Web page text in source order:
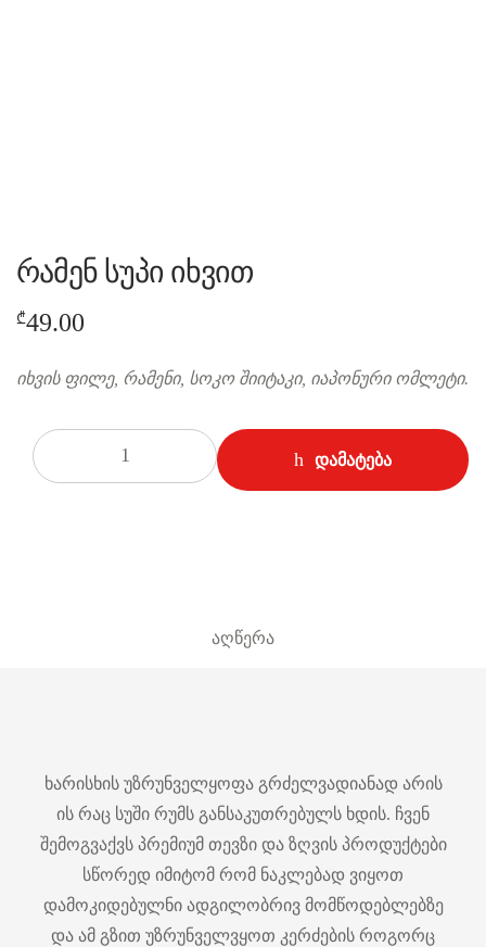
რამენ სუპი იხვით
₾49.00
იხვის ფილე, რამენი, სოკო შიიტაკი, იაპონური ომლეტი.
რაოდენობა
დამატება
აღწერა
ხარისხის უზრუნველყოფა გრძელვადიანად არის
ის რაც სუში რუმს განსაკუთრებულს ხდის. ჩვენ
შემოგვაქვს პრემიუმ თევზი და ზღვის პროდუქტები
სწორედ იმიტომ რომ ნაკლებად ვიყოთ
დამოკიდებულნი ადგილობრივ მომწოდებლებზე
და ამ გზით უზრუნველვყოთ კერძების როგორც